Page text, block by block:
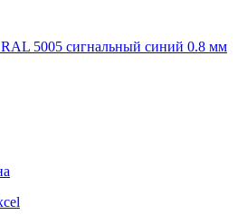
5005 сигнальный синий 0.8 мм